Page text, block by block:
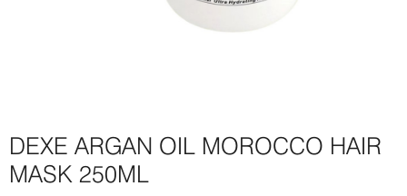
DEXE ARGAN OIL MOROCCO HAIR
MASK 250ML